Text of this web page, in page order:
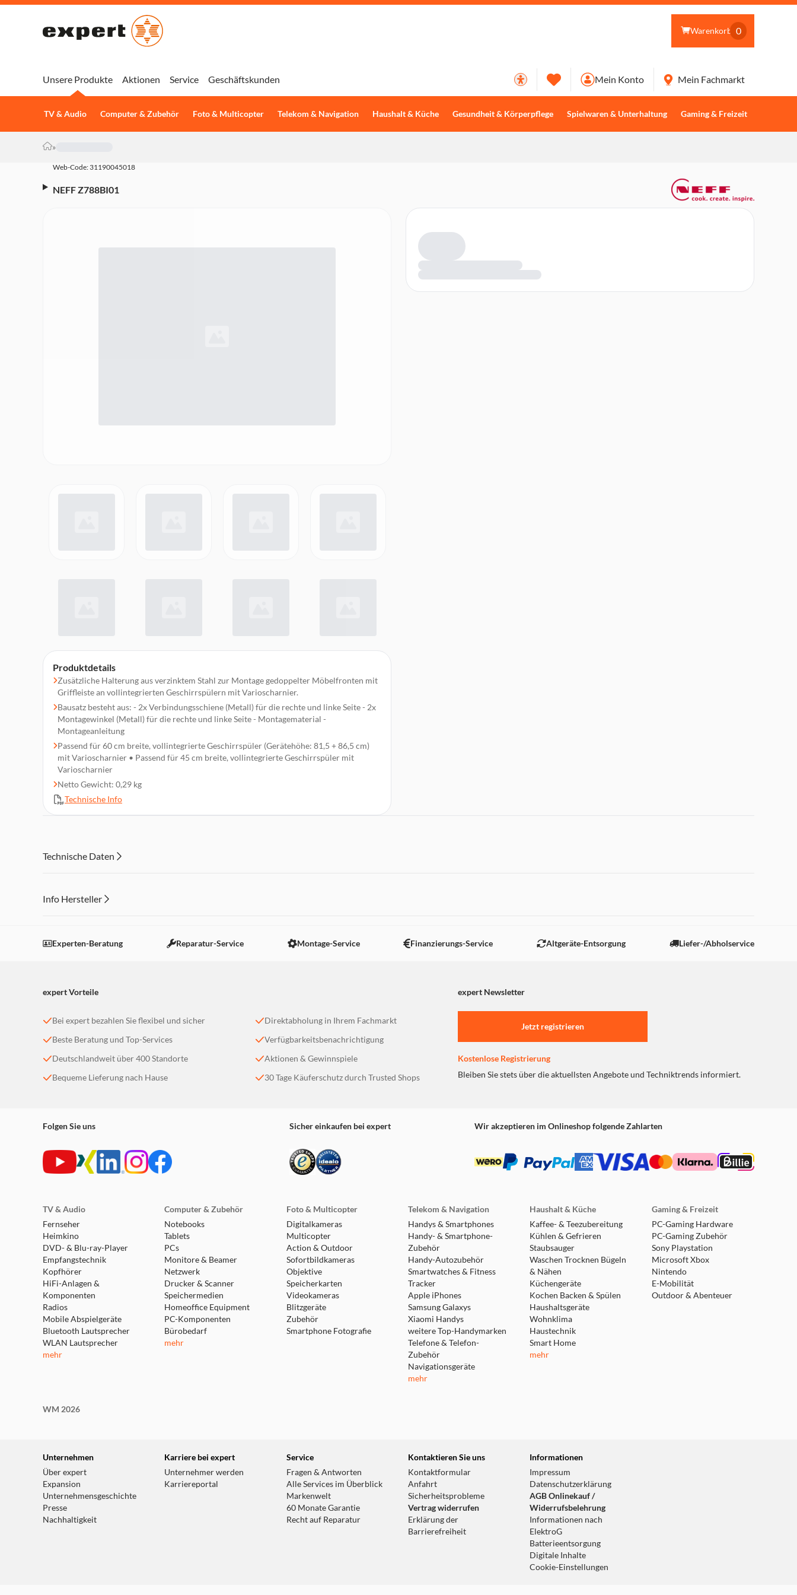
Warenkorb 0
Unsere Produkte
TV & Audio Computer & Zubehör Foto & Multicopter Telekom & Navigation Haushalt & Küche Gesundheit & Körperpflege Spielwaren & Unterhaltung Gaming & Freizeit
Aktionen Service Geschäftskunden Mein Konto Mein Fachmarkt
»
Web-Code: 31190045018
NEFF Z788BI01
Produktdetails
Zusätzliche Halterung aus verzinktem Stahl zur Montage gedoppelter Möbelfronten mit
Griffleiste an vollintegrierten Geschirrspülern mit Varioscharnier.
Bausatz besteht aus: - 2x Verbindungsschiene (Metall) für die rechte und linke Seite - 2x
Montagewinkel (Metall) für die rechte und linke Seite - Montagematerial -
Montageanleitung
Passend für 60 cm breite, vollintegrierte Geschirrspüler (Gerätehöhe: 81,5 + 86,5 cm)
mit Varioscharnier • Passend für 45 cm breite, vollintegrierte Geschirrspüler mit
Varioscharnier
Netto Gewicht: 0,29 kg
Technische Info
Technische Daten
Info Hersteller
Einstellungen anpassen
Experten-Beratung Reparatur-Service Montage-Service Finanzierungs-Service Altgeräte-Entsorgung Liefer-/Abholservice
expert Vorteile expert Newsletter
Bei expert bezahlen Sie flexibel und sicher
Beste Beratung und Top-Services
Deutschlandweit über 400 Standorte
Bequeme Lieferung nach Hause
Direktabholung in Ihrem Fachmarkt
Verfügbarkeitsbenachrichtigung
Aktionen & Gewinnspiele
30 Tage Käuferschutz durch Trusted Shops
Jetzt registrieren
Kostenlose Registrierung
Bleiben Sie stets über die aktuellsten Angebote und Techniktrends informiert.
Folgen Sie uns Sicher einkaufen bei expert Wir akzeptieren im Onlineshop folgende Zahlarten
TV & Audio
Fernseher
Heimkino
DVD- & Blu-ray-Player
Empfangstechnik
Kopfhörer
HiFi-Anlagen &
Komponenten
Radios
Mobile Abspielgeräte
Bluetooth Lautsprecher
WLAN Lautsprecher
mehr
Computer & Zubehör
Notebooks
Tablets
PCs
Monitore & Beamer
Netzwerk
Drucker & Scanner
Speichermedien
Homeoffice Equipment
PC-Komponenten
Bürobedarf
mehr
Foto & Multicopter
Digitalkameras
Multicopter
Action & Outdoor
Sofortbildkameras
Objektive
Speicherkarten
Videokameras
Blitzgeräte
Zubehör
Smartphone Fotografie
Telekom & Navigation
Handys & Smartphones
Handy- & Smartphone-
Zubehör
Handy-Autozubehör
Smartwatches & Fitness
Tracker
Apple iPhones
Samsung Galaxys
Xiaomi Handys
weitere Top-Handymarken
Telefone & Telefon-
Zubehör
Navigationsgeräte
mehr
Haushalt & Küche
Kaffee- & Teezubereitung
Kühlen & Gefrieren
Staubsauger
Waschen Trocknen Bügeln
& Nähen
Küchengeräte
Kochen Backen & Spülen
Haushaltsgeräte
Wohnklima
Haustechnik
Smart Home
mehr
Gaming & Freizeit
PC-Gaming Hardware
PC-Gaming Zubehör
Sony Playstation
Microsoft Xbox
Nintendo
E-Mobilität
Outdoor & Abenteuer
WM 2026
Unternehmen
Über expert
Expansion
Unternehmensgeschichte
Presse
Nachhaltigkeit
Karriere bei expert
Unternehmer werden
Karriereportal
Service
Fragen & Antworten
Alle Services im Überblick
Markenwelt
60 Monate Garantie
Recht auf Reparatur
Kontaktieren Sie uns
Kontaktformular
Anfahrt
Sicherheitsprobleme
Vertrag widerrufen
Erklärung der
Barrierefreiheit
Informationen
Impressum
Datenschutzerklärung
AGB Onlinekauf /
Widerrufsbelehrung
Informationen nach
ElektroG
Batterieentsorgung
Digitale Inhalte
Cookie-Einstellungen